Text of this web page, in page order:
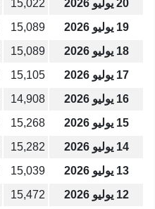
20 يوليو 2026
15,022
19 يوليو 2026
15,089
18 يوليو 2026
15,089
17 يوليو 2026
15,105
16 يوليو 2026
14,908
15 يوليو 2026
15,268
14 يوليو 2026
15,282
13 يوليو 2026
15,039
12 يوليو 2026
15,472